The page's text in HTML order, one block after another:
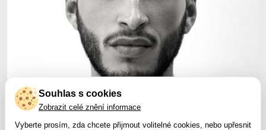
Souhlas s cookies
Zobrazit celé znění informace
Vyberte prosím, zda chcete přijmout volitelné cookies, nebo upřesnit